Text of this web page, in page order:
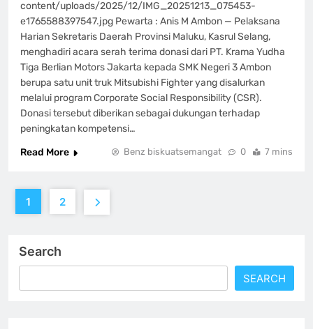
content/uploads/2025/12/IMG_20251213_075453-
e1765588397547.jpg Pewarta : Anis M Ambon — Pelaksana
Harian Sekretaris Daerah Provinsi Maluku, Kasrul Selang,
menghadiri acara serah terima donasi dari PT. Krama Yudha
Tiga Berlian Motors Jakarta kepada SMK Negeri 3 Ambon
berupa satu unit truk Mitsubishi Fighter yang disalurkan
melalui program Corporate Social Responsibility (CSR).
Donasi tersebut diberikan sebagai dukungan terhadap
peningkatan kompetensi…
Read More
Benz biskuatsemangat 0 7 mins
1 2
Search
SEARCH